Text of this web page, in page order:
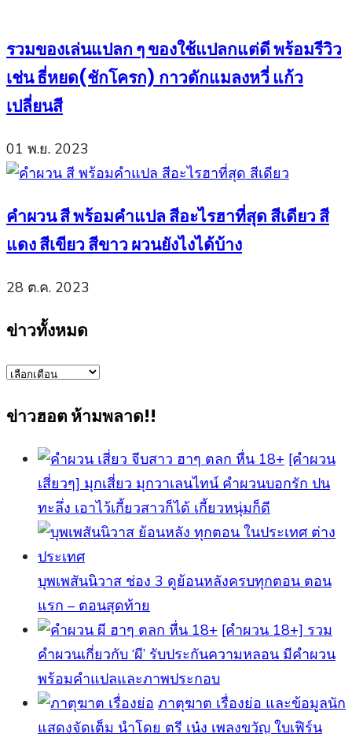
รวมของเล่นแปลก ๆ ของใช้แปลกแต่ดี พร้อมรีวิว
เช่น ธี่หยด(ชักโครก) กาวดักแมลงหวี่ แก้ว
เปลี่ยนสี
01 พ.ย. 2023
คำผวน สี พร้อมคำแปล สีอะไรฮาที่สุด สีเดียว สี
แดง สีเขียว สีขาว ผวนยังไงได้บ้าง
28 ต.ค. 2023
ข่าวทั้งหมด
ข่าว
ข่าวฮอต ห้ามพลาด!!
[คำผวน
เสี่ยวๆ] มุกเสี่ยว มุกวาเลนไทน์ คำผวนบอกรัก ปน
ทะลึ่ง เอาไว้เกี้ยวสาวก็ได้ เกี้ยวหนุ่มก็ดี
บุพเพสันนิวาส ช่อง 3 ดูย้อนหลังครบทุกตอน ตอน
แรก – ตอนสุดท้าย
[คําผวน 18+] รวม
คำผวนเกี่ยวกับ ‘ผี’ รับประกันความหลอน มีคำผวน
พร้อมคำแปลและภาพประกอบ
ภาตุฆาต เรื่องย่อ และข้อมูลนัก
แสดงจัดเต็ม นำโดย ตรี เน๋ง เพลงขวัญ ใบเฟิร์น